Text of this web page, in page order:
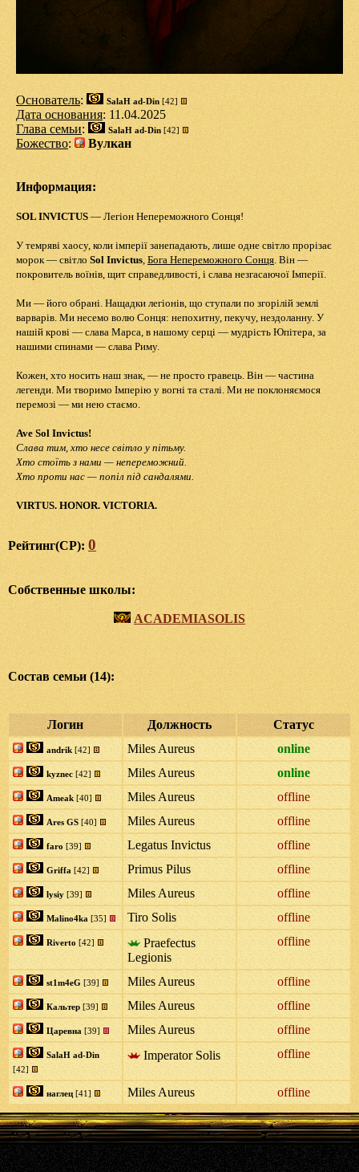
Основатель: SalaH ad-Din [42]
Дата основания: 11.04.2025
Глава семьи: SalaH ad-Din [42]
Божество: Вулкан
Информация:
SOL INVICTUS— Легіон Непереможного Сонця!
У темряві хаосу, коли імперії занепадають, лише одне світло прорізає
морок — світло Sol Invictus, Бога Непереможного Сонця. Він —
покровитель воїнів, щит справедливості, і слава незгасаючої Імперії.
Ми — його обрані. Нащадки легіонів, що ступали по згорілій землі
варварів. Ми несемо волю Сонця: непохитну, пекучу, нездоланну. У
нашій крові — слава Марса, в нашому серці — мудрість Юпітера, за
нашими спинами — слава Риму.
Кожен, хто носить наш знак, — не просто гравець. Він — частина
легенди. Ми творимо Імперію у вогні та сталі. Ми не поклоняємося
перемозі — ми нею стаємо.
Ave Sol Invictus!
Слава тим, хто несе світло у пітьму.
Хто стоїть з нами — непереможний.
Хто проти нас — попіл під сандалями.
VIRTUS. HONOR. VICTORIA.
Рейтинг(CP): 0
Собственные школы:
ACADEMIASOLIS
Состав семьи (14):
Логин Должность Статус
andrik [42] Miles Aureus online
kyznec [42] Miles Aureus online
Ameak [40] Miles Aureus offline
Ares GS [40] Miles Aureus offline
faro [39] Legatus Invictus offline
Griffa [42] Primus Pilus offline
lysiy [39] Miles Aureus offline
Malino4ka [35] Tiro Solis offline
Riverto [42]
Praefectus
Legionis
offline
st1m4eG [39] Miles Aureus offline
Кальтер [39] Miles Aureus offline
Царевна [39] Miles Aureus offline
SalaH ad-Din
[42]
Imperator Solis offline
наглец [41] Miles Aureus offline